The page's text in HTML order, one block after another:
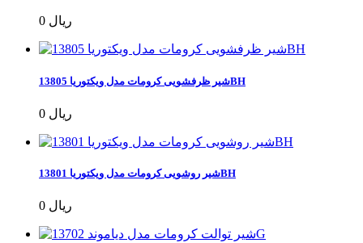
0 ریال
شیر ظرفشویی کرومات مدل ویکتوریا 13805BH
0 ریال
شیر روشویی کرومات مدل ویکتوریا 13801BH
0 ریال